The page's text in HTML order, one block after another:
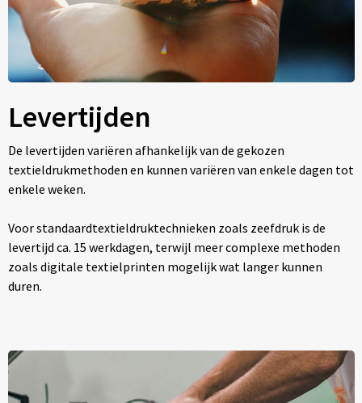
Levertijden
De levertijden variëren afhankelijk van de gekozen
textieldrukmethoden en kunnen variëren van enkele dagen tot
enkele weken.
Voor standaardtextieldruktechnieken zoals zeefdruk is de
levertijd ca. 15 werkdagen, terwijl meer complexe methoden
zoals digitale textielprinten mogelijk wat langer kunnen
duren.